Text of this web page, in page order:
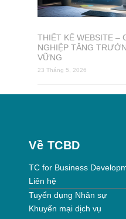
THIẾT KẾ WEBSITE –
NGHIỆP TĂNG
VỮNG
23 Tháng 5, 2026
Về TCBD
TC for Business
Liên hệ
Tuyển dụng Nhân sự
Khuyến mại dịch vụ